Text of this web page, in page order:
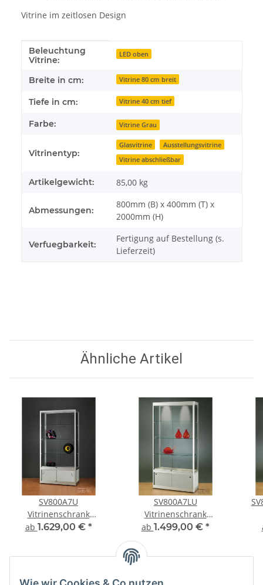
Vitrine im zeitlosen Design
Produkteigenschaft
Wert
Beleuchtung
Vitrine:
LED oben
Breite in cm: Vitrine 80 cm breit
Tiefe in cm: Vitrine 40 cm tief
Farbe: Vitrine Grau
Vitrinentyp:
Glasvitrine
Ausstellungsvitrine
Vitrine abschließbar
Artikelgewicht: 85,00 kg
Abmessungen:
800mm (B) x 400mm (T) x
2000mm (H)
Verfuegbarkeit:
Fertigung auf Bestellung (s.
Lieferzeit)
Ähnliche Artikel
SV800A7U
Vitrinenschrank
Glasvitrine Vitrine mit
ab 1.629,00 € *
SV800A7LU
Vitrinenschrank
Glasvitrine Vitrine mit
Ausstellungsvitrine
ab 1.499,00 € *